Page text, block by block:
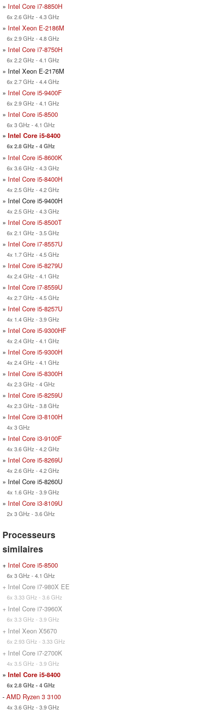
» Intel Core i7-8850H
6x 2.6 GHz - 4.3 GHz
» Intel Xeon E-2186M
6x 2.9 GHz - 4.8 GHz
» Intel Core i7-8750H
6x 2.2 GHz - 4.1 GHz
» Intel Xeon E-2176M
6x 2.7 GHz - 4.4 GHz
» Intel Core i5-9400F
6x 2.9 GHz - 4.1 GHz
» Intel Core i5-8500
6x 3 GHz - 4.1 GHz
» Intel Core i5-8400
6x 2.8 GHz - 4 GHz
» Intel Core i5-8600K
6x 3.6 GHz - 4.3 GHz
» Intel Core i5-8400H
4x 2.5 GHz - 4.2 GHz
» Intel Core i5-9400H
4x 2.5 GHz - 4.3 GHz
» Intel Core i5-8500T
6x 2.1 GHz - 3.5 GHz
» Intel Core i7-8557U
4x 1.7 GHz - 4.5 GHz
» Intel Core i5-8279U
4x 2.4 GHz - 4.1 GHz
» Intel Core i7-8559U
4x 2.7 GHz - 4.5 GHz
» Intel Core i5-8257U
4x 1.4 GHz - 3.9 GHz
» Intel Core i5-9300HF
4x 2.4 GHz - 4.1 GHz
» Intel Core i5-9300H
4x 2.4 GHz - 4.1 GHz
» Intel Core i5-8300H
4x 2.3 GHz - 4 GHz
» Intel Core i5-8259U
4x 2.3 GHz - 3.8 GHz
» Intel Core i3-8100H
4x 3 GHz
» Intel Core i3-9100F
4x 3.6 GHz - 4.2 GHz
» Intel Core i5-8269U
4x 2.6 GHz - 4.2 GHz
» Intel Core i5-8260U
4x 1.6 GHz - 3.9 GHz
» Intel Core i3-8109U
2x 3 GHz - 3.6 GHz
Processeurs
similaires
+ Intel Core i5-8500
6x 3 GHz - 4.1 GHz
+ Intel Core i7-980X EE
6x 3.33 GHz - 3.6 GHz
+ Intel Core i7-3960X
6x 3.3 GHz - 3.9 GHz
+ Intel Xeon X5670
6x 2.93 GHz - 3.33 GHz
+ Intel Core i7-2700K
4x 3.5 GHz - 3.9 GHz
» Intel Core i5-8400
6x 2.8 GHz - 4 GHz
- AMD Ryzen 3 3100
4x 3.6 GHz - 3.9 GHz